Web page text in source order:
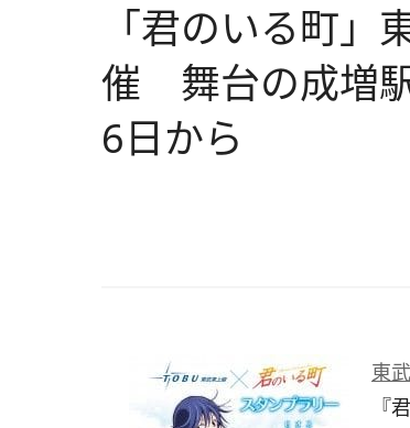
「君のいる町
催 舞台の成増
6日から
東
『